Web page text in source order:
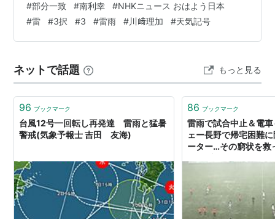
出かけても傘をあまり使わずに済んでいる。悪運が強い
のであろう。
#部分一致 #南利幸 #NHKニュース おはよう日本
#雷 #3択 #3 #雷雨 #川﨑理加 #天気記号
ネットで話題 もっと見る
96 ブックマーク
台風12号一回転し再発達 雷雨と猛暑
警戒(気象予報士 吉田 友海)
86 ブックマーク
雷雨で試合中止＆電
ェー長野で帰宅困難
ーター…その窮状を救